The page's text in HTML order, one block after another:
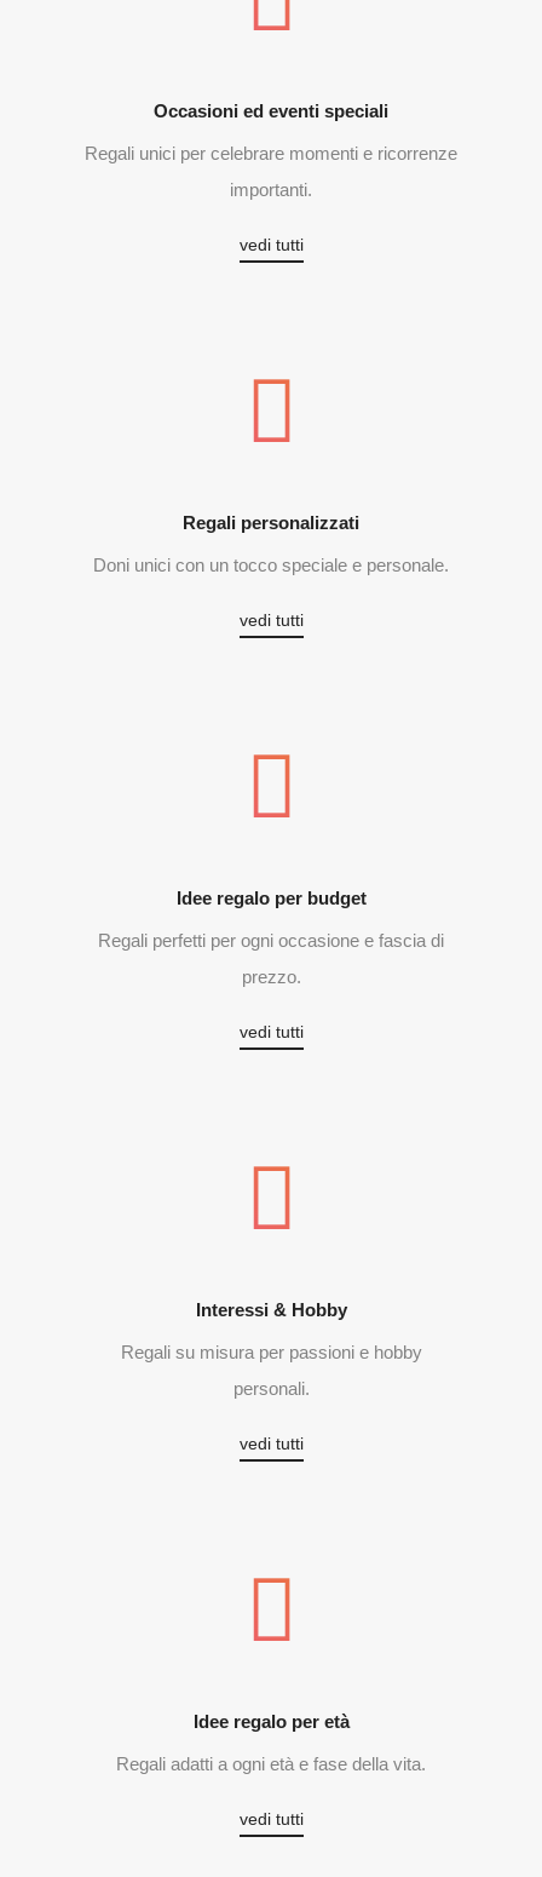
Occasioni ed eventi speciali
Regali unici per celebrare momenti e ricorrenze
importanti.
vedi tutti
Regali personalizzati
Doni unici con un tocco speciale e personale.
vedi tutti
Idee regalo per budget
Regali perfetti per ogni occasione e fascia di
prezzo.
vedi tutti
Interessi & Hobby
Regali su misura per passioni e hobby
personali.
vedi tutti
Idee regalo per età
Regali adatti a ogni età e fase della vita.
vedi tutti